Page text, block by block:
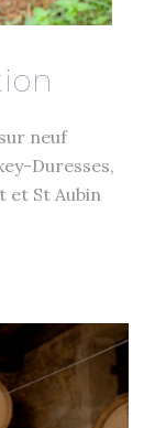
neuf
Duresses,
et St Aubin